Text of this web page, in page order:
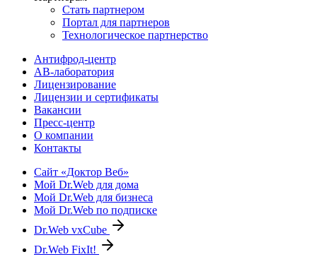
Стать партнером
Портал для партнеров
Технологическое партнерство
Антифрод-центр
АВ-лаборатория
Лицензирование
Лицензии и сертификаты
Вакансии
Пресс-центр
О компании
Контакты
Сайт «Доктор Веб»
Мой Dr.Web для дома
Мой Dr.Web для бизнеса
Мой Dr.Web по подписке
Dr.Web vxCube
Dr.Web FixIt!